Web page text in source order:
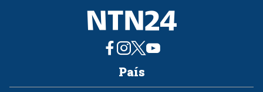
País